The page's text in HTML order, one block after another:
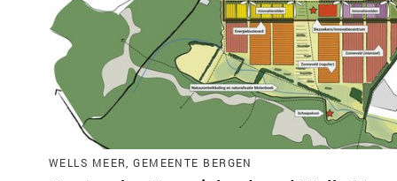
WELLS MEER, GEMEENTE BERGEN